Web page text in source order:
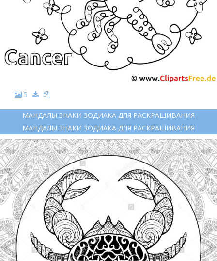
5
МАНДАЛЫ ЗНАКИ ЗОДИАКА ДЛЯ РАСКРАШИВАНИЯ
МАНДАЛЫ ЗНАКИ ЗОДИАКА ДЛЯ РАСКРАШИВАНИЯ